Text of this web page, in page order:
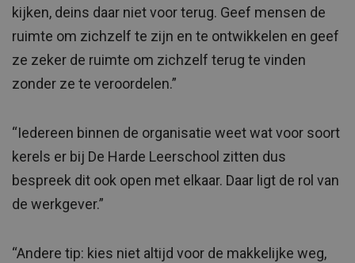
kijken, deins daar niet voor terug. Geef mensen de
ruimte om zichzelf te zijn en te ontwikkelen en geef
ze zeker de ruimte om zichzelf terug te vinden
zonder ze te veroordelen.”
“Iedereen binnen de organisatie weet wat voor soort
kerels er bij De Harde Leerschool zitten dus
bespreek dit ook open met elkaar. Daar ligt de rol van
de werkgever.”
“Andere tip: kies niet altijd voor de makkelijke weg,